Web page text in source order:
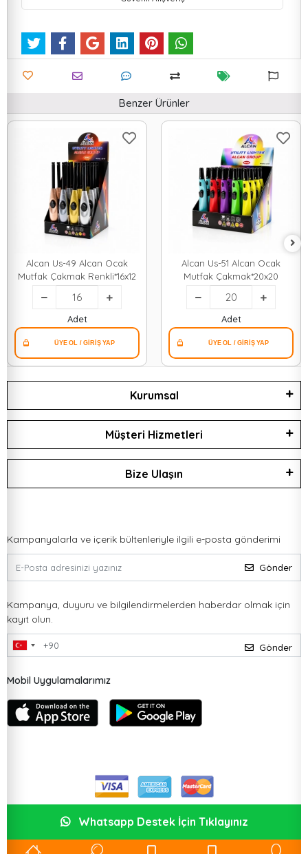
Benzer Ürünler
Alcan Us-49 Alcan Ocak
Mutfak Çakmak Renkli*16x12
Adet
Alcan Us-51 Alcan Ocak
Mutfak Çakmak*20x20
Adet
Kurumsal
Müşteri Hizmetleri
Bize Ulaşın
Kampanyalarla ve içerik bültenleriyle ilgili e-posta gönderimi
Gönder
Kampanya, duyuru ve bilgilendirmelerden haberdar olmak için
kayıt olun.
Gönder
Mobil Uygulamalarımız
Whatsapp Destek İçin Tıklayınız